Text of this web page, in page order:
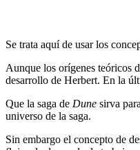
Se trata aquí de usar los
Aunque los orígenes teóricos
desarrollo de Herbert. En la
Que la saga de Dune sirva
universo de la saga.
Sin embargo el concepto de